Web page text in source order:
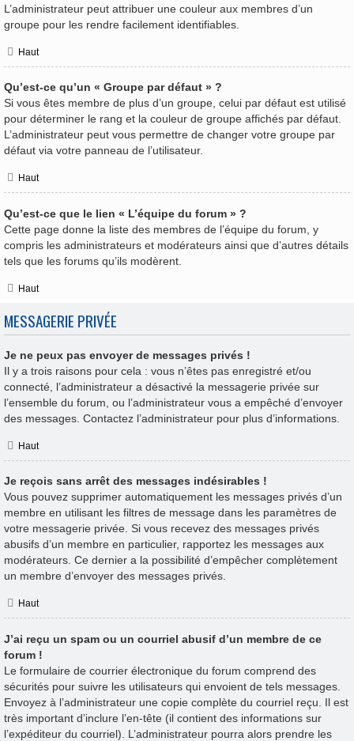
L’administrateur peut attribuer une couleur aux membres d’un
groupe pour les rendre facilement identifiables.
Haut
Qu’est-ce qu’un « Groupe par défaut » ?
Si vous êtes membre de plus d’un groupe, celui par défaut est utilisé
pour déterminer le rang et la couleur de groupe affichés par défaut.
L’administrateur peut vous permettre de changer votre groupe par
défaut via votre panneau de l’utilisateur.
Haut
Qu’est-ce que le lien « L’équipe du forum » ?
Cette page donne la liste des membres de l’équipe du forum, y
compris les administrateurs et modérateurs ainsi que d’autres détails
tels que les forums qu’ils modèrent.
Haut
MESSAGERIE PRIVÉE
Je ne peux pas envoyer de messages privés !
Il y a trois raisons pour cela : vous n’êtes pas enregistré et/ou
connecté, l’administrateur a désactivé la messagerie privée sur
l’ensemble du forum, ou l’administrateur vous a empêché d’envoyer
des messages. Contactez l’administrateur pour plus d’informations.
Haut
Je reçois sans arrêt des messages indésirables !
Vous pouvez supprimer automatiquement les messages privés d’un
membre en utilisant les filtres de message dans les paramètres de
votre messagerie privée. Si vous recevez des messages privés
abusifs d’un membre en particulier, rapportez les messages aux
modérateurs. Ce dernier a la possibilité d’empêcher complètement
un membre d’envoyer des messages privés.
Haut
J’ai reçu un spam ou un courriel abusif d’un membre de ce
forum !
Le formulaire de courrier électronique du forum comprend des
sécurités pour suivre les utilisateurs qui envoient de tels messages.
Envoyez à l’administrateur une copie complète du courriel reçu. Il est
très important d’inclure l’en-tête (il contient des informations sur
l’expéditeur du courriel). L’administrateur pourra alors prendre les